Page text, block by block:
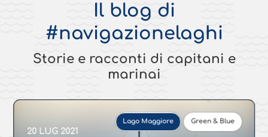
Il blog di
#navigazionelaghi
Storie e racconti di capitani e
marinai
20 LUG 2021
Lago Maggiore Green & Blue